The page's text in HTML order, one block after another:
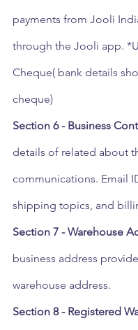
payments from Jooli
through the Jooli app.
Cheque( bank details
cheque)
Section 6 - Business
details of related about
communications. Email
shipping topics, and
Section 7 - Warehouse
business address
warehouse address.
Section 8 - Registered